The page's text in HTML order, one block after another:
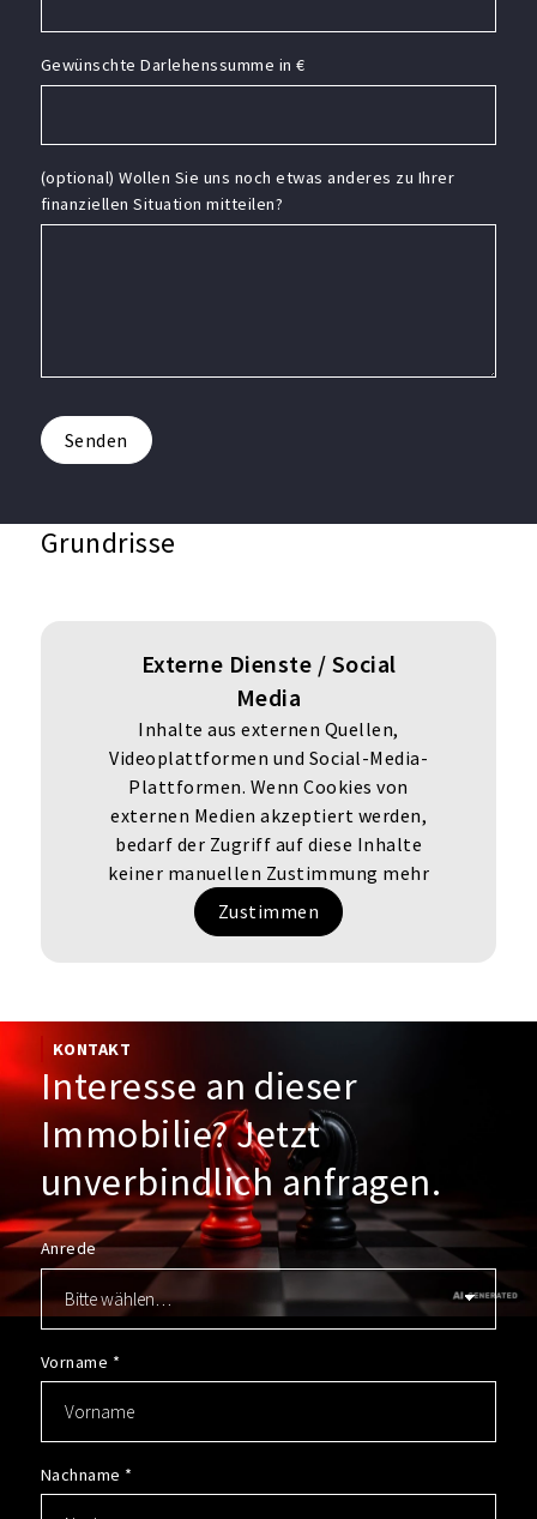
Gewünschte Darlehenssumme in €
(optional) Wollen Sie uns noch etwas anderes zu Ihrer
finanziellen Situation mitteilen?
Senden
Grundrisse
Externe Dienste / Social
Media
Inhalte aus externen Quellen,
Videoplattformen und Social-Media-
Plattformen. Wenn Cookies von
externen Medien akzeptiert werden,
bedarf der Zugriff auf diese Inhalte
keiner manuellen Zustimmung mehr
Zustimmen
KONTAKT
Interesse an dieser
Immobilie? Jetzt
unverbindlich anfragen.
Anrede
Vorname *
Nachname *